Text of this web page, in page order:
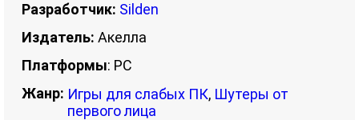
Разработчик: Silden
Издатель: Акелла
Платформы: PC
Жанр: Игры для слабых ПК, Шутеры от
первого лица